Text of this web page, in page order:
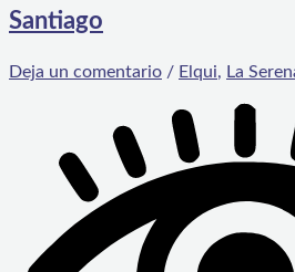
Santiago
Deja un comentario / Elqui, La